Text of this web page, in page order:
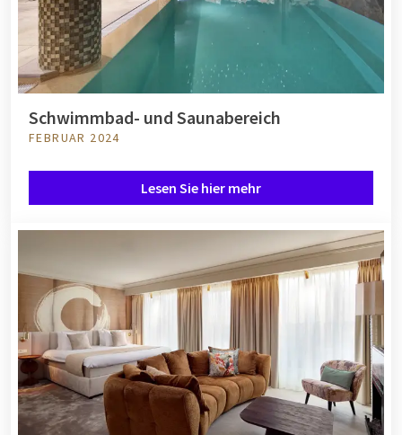
Schwimmbad- und Saunabereich
FEBRUAR 2024
Lesen Sie hier mehr